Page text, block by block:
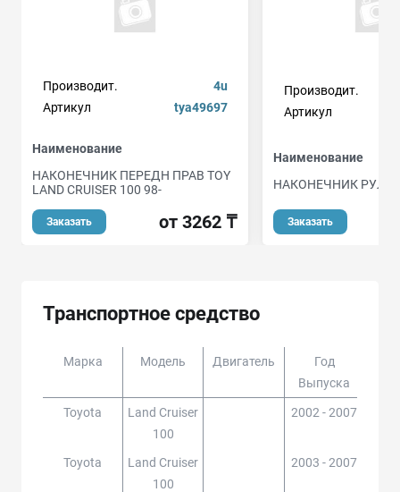
Производит.
4u
Артикул
tya49697
Наименование
НАКОНЕЧНИК ПЕРЕДН ПРАВ TOY
LAND CRUISER 100 98-
Заказать от 3262 ₸
Производит.
Артикул
Наименование
НАКОНЕЧНИК
Заказать
Транспортное средство
Марка Модель Двигатель
Год
Выпуска
Toyota
Land Cruiser
100
2002 - 2007
Toyota
Land Cruiser
100
2003 - 2007